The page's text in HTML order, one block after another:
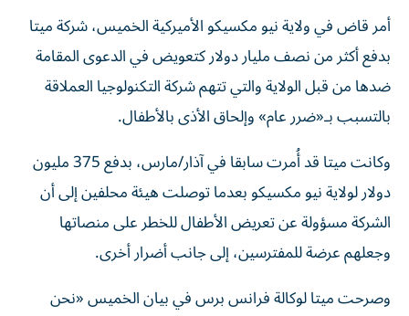
أمر قاض في ولاية نيو مكسيكو الأميركية الخميس، شركة ميتا
بدفع أكثر من نصف مليار دولار كتعويض في الدعوى المقامة
ضدها من قبل الولاية والتي تتهم شركة التكنولوجيا العملاقة
بالتسبب بـ«ضرر عام» وإلحاق الأذى بالأطفال.
وكانت ميتا قد أُمرت سابقا في آذار/مارس، بدفع 375 مليون
دولار لولاية نيو مكسيكو بعدما توصلت هيئة محلفين إلى أن
الشركة مسؤولة عن تعريض الأطفال للخطر على منصاتها
وجعلهم عرضة للمفترسين، إلى جانب أضرار أخرى.
وصرحت ميتا لوكالة فرانس برس في بيان الخميس «نحن